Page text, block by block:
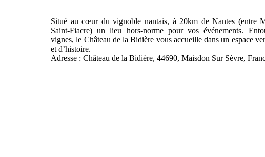
Situé au cœur du vignoble nantais, à 20km de Nantes (entre
Saint-Fiacre) un lieu hors-norme pour vos événements.
vignes, le Château de la Bidière vous accueille dans un espace
et d’histoire.
Adresse : Château de la Bidière, 44690, Maisdon Sur Sèvre,